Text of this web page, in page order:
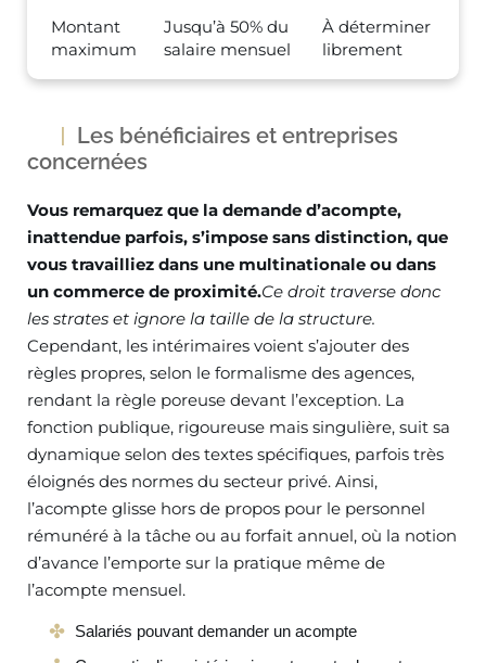
Montant
maximum
Jusqu’à 50% du
salaire mensuel
À déterminer
librement
Les bénéficiaires et entreprises
concernées
Vous remarquez que la demande d’acompte,
inattendue parfois, s’impose sans distinction, que
vous travailliez dans une multinationale ou dans
un commerce de proximité.Ce droit traverse donc
les strates et ignore la taille de la structure.
Cependant, les intérimaires voient s’ajouter des
règles propres, selon le formalisme des agences,
rendant la règle poreuse devant l’exception. La
fonction publique, rigoureuse mais singulière, suit sa
dynamique selon des textes spécifiques, parfois très
éloignés des normes du secteur privé. Ainsi,
l’acompte glisse hors de propos pour le personnel
rémunéré à la tâche ou au forfait annuel, où la notion
d’avance l’emporte sur la pratique même de
l’acompte mensuel.
Salariés pouvant demander un acompte